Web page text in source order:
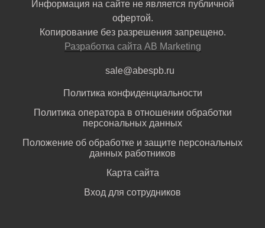
Информация на сайте не является публичной
офертой.
Копирование без разрешения запрещено.
Разработка сайта AB Marketing
sale@abespb.ru
Политика конфиденциальности
Политика оператора в отношении обработки
персональных данных
Положение об обработке и защите персональных
данных работников
Карта сайта
Вход для сотрудников